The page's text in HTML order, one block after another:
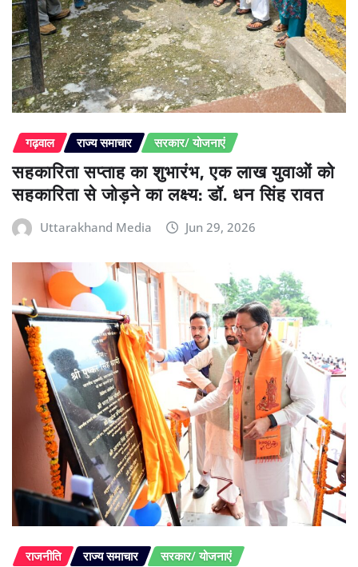
गढ़वाल राज्य समाचार सरकार/ योजनाएं
सहकारिता सप्ताह का शुभारंभ, एक लाख युवाओं को
सहकारिता से जोड़ने का लक्ष्य: डॉ. धन सिंह रावत
Uttarakhand Media Jun 29, 2026
राजनीति राज्य समाचार सरकार/ योजनाएं